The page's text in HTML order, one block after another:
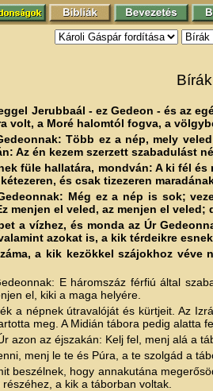
Jerubbaál - ez Gedeon - és az
volt, a Moré halomtól fogva, a
Több ez a nép, mely
Az én kezem szerzett szabadulást
füle hallatára, mondván: A ki fél
és csak tizezeren
Még ez a nép is sok;
menjen el veled, az menjen el
a vízhez, és monda az Úr
azokat is, a kik térdeikre
a kik kezökkel szájokhoz
E háromszáz férfiú által
el, kiki a maga helyére.
a népnek útravalóját és kürtjeit. Az
meg. A Midián tábora pedig alatta
azon az éjszakán: Kelj fel, menj alá a
menj le te és Púra, a te szolgád a
beszélnek, hogy annakutána
a kik a táborban voltak.